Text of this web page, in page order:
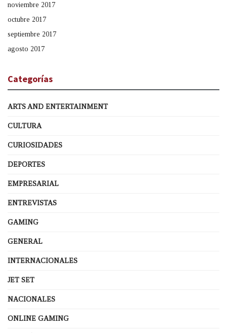
noviembre 2017
octubre 2017
septiembre 2017
agosto 2017
Categorías
ARTS AND ENTERTAINMENT
CULTURA
CURIOSIDADES
DEPORTES
EMPRESARIAL
ENTREVISTAS
GAMING
GENERAL
INTERNACIONALES
JET SET
NACIONALES
ONLINE GAMING